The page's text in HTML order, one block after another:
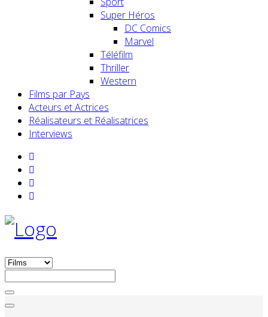
Super Héros
DC Comics
Marvel
Téléfilm
Thriller
Western
Films par Pays
Acteurs et Actrices
Réalisateurs et Réalisatrices
Interviews